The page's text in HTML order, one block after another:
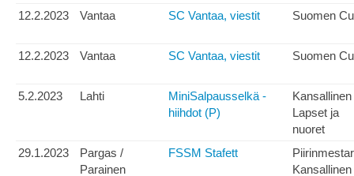
12.2.2023 Vantaa SC Vantaa, viestit Suomen
12.2.2023 Vantaa SC Vantaa, viestit Suomen
5.2.2023 Lahti
MiniSalpausselkä -
hiihdot (P)
Kansallinen
Lapset ja
nuoret
29.1.2023
Pargas /
Parainen
FSSM Stafett
Kansallinen